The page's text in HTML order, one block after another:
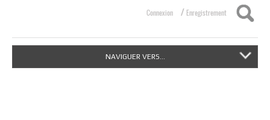
Connexion / Enregistrement
NAVIGUER VERS...